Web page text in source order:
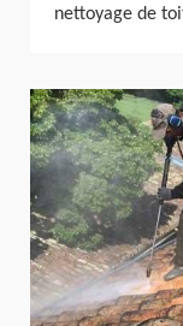
nettoyage de